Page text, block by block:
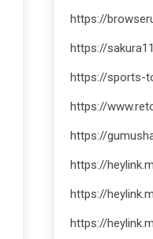
https://
https://
https://sports-
https://
https://
https://
https://
https://